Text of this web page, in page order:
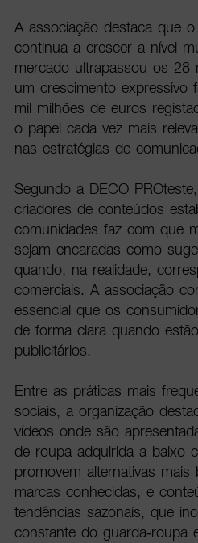
A associação destaca que
continua a crescer a nível
mercado ultrapassou os 28
um crescimento expressivo
mil milhões de euros
o papel cada vez mais
nas estratégias de
Segundo a DECO
criadores de conteúdos
comunidades faz com que
sejam encaradas como
quando, na realidade,
comerciais. A associação
essencial que os
de forma clara quando
publicitários.
Entre as práticas mais
sociais, a organização
vídeos onde são
de roupa adquirida a baixo
promovem alternativas
marcas conhecidas, e
tendências sazonais, que
constante do guarda-roupa